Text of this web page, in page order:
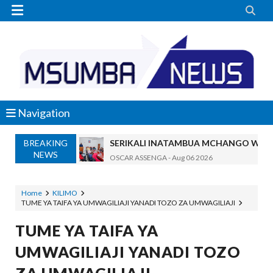
 
Navigation
BREAKING
NEWS
SERIKALI INATAMBUA MCHANGO WA
BRELA YATOA ELIMU YA URASIMISHAJI
DC Mtambule Ataka Watu Wafichue
Maisha Yangu Yalikuwa Kwenye Giza
Home
KILIMO
TUME YA TAIFA YA UMWAGILIAJI YANADI TOZO ZA UMWAGILIAJI
TUME YA TAIFA YA
UMWAGILIAJI YANADI TOZO